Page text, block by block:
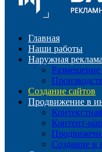
Главная
Наши работы
Наружная реклама
Создание сайтов
Продвижение в
Контент-
Создание и